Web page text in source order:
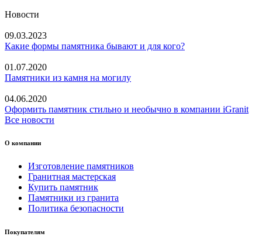
Новости
09.03.2023
Какие формы памятника бывают и для кого?
01.07.2020
Памятники из камня на могилу
04.06.2020
Оформить памятник стильно и необычно в компании iGranit
Все новости
О компании
Изготовление памятников
Гранитная мастерская
Купить памятник
Памятники из гранита
Политика безопасности
Покупателям